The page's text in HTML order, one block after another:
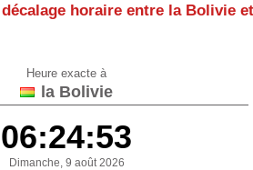
décalage horaire entre la Bolivie
Heure exacte à
la Bolivie
06:24:53
Dimanche, 9 août 2026